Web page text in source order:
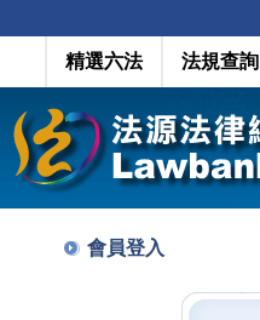
精選六法 法規查詢
會員登入